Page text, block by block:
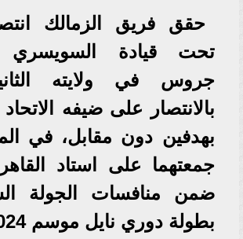
حقق فريق الزمالك
تحت قيادة السويسري
جروس في ولايته
بالانتصار على ضيفه
بهدفين دون مقابل، في
جمعتهما على استاد
ضمن منافسات الجولة
بطولة دوري نايل موسم 2024-2025.